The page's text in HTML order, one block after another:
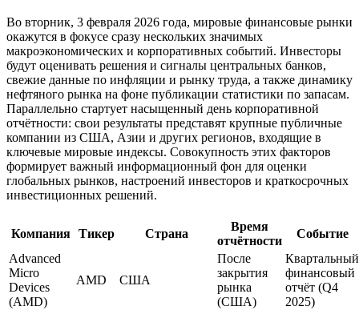
Во вторник, 3 февраля 2026 года, мировые финансовые рынки
окажутся в фокусе сразу нескольких значимых
макроэкономических и корпоративных событий. Инвесторы
будут оценивать решения и сигналы центральных банков,
свежие данные по инфляции и рынку труда, а также динамику
нефтяного рынка на фоне публикации статистики по запасам.
Параллельно стартует насыщенный день корпоративной
отчётности: свои результаты представят крупные публичные
компании из США, Азии и других регионов, входящие в
ключевые мировые индексы. Совокупность этих факторов
формирует важный информационный фон для оценки
глобальных рынков, настроений инвесторов и краткосрочных
инвестиционных решений.
Компания Тикер Страна
Время
отчётности
Событие
Advanced
Micro
Devices
(AMD)
AMD США
После
закрытия
рынка
(США)
Квартальный
финансовый
отчёт (Q4
2025)